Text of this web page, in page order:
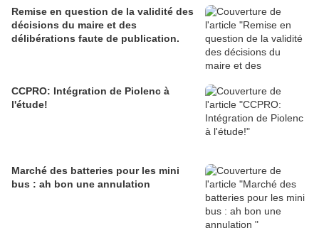
Remise en question de la validité des
décisions du maire et des
délibérations faute de publication.
CCPRO: Intégration de Piolenc à
l'étude!
Marché des batteries pour les mini
bus : ah bon une annulation